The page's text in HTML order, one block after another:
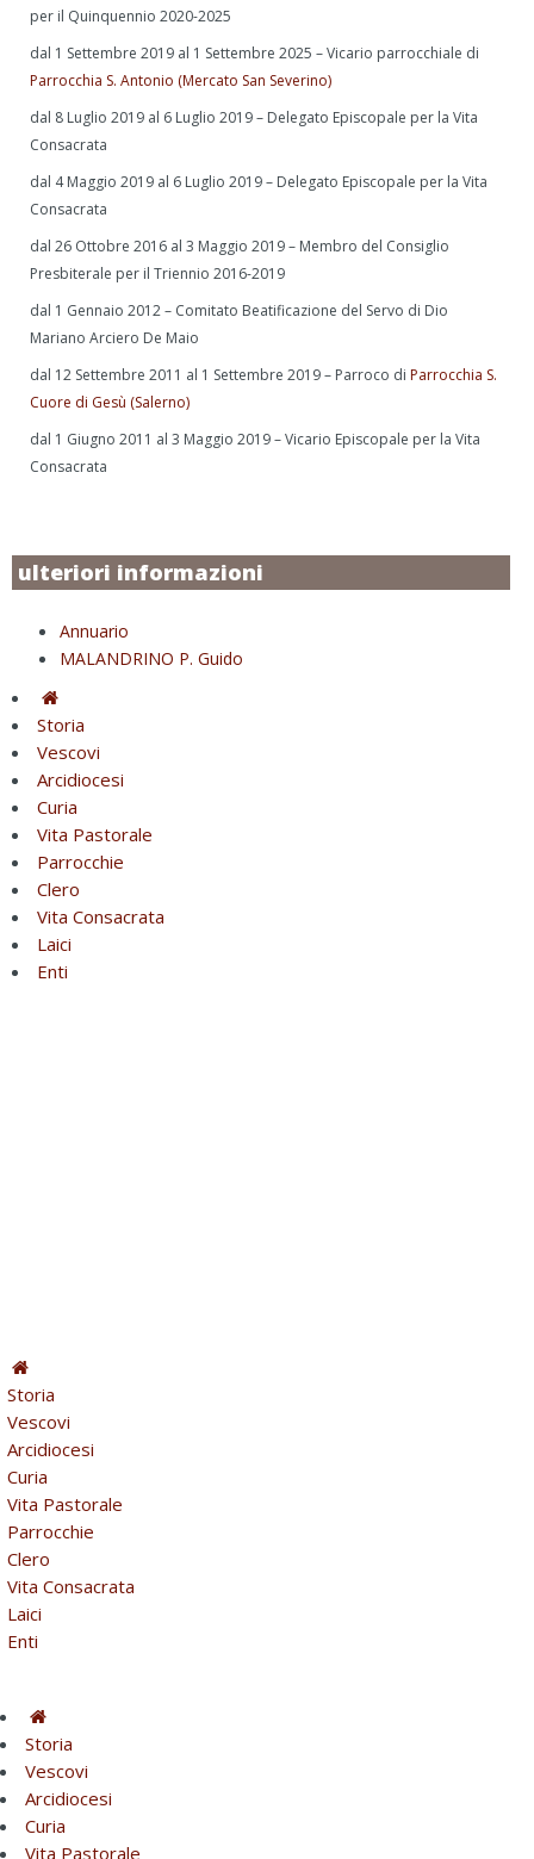
per il Quinquennio 2020-2025
dal 1 Settembre 2019 al 1 Settembre 2025 – Vicario parrocchiale di
Parrocchia S. Antonio (Mercato San Severino)
dal 8 Luglio 2019 al 6 Luglio 2019 – Delegato Episcopale per la Vita
Consacrata
dal 4 Maggio 2019 al 6 Luglio 2019 – Delegato Episcopale per la Vita
Consacrata
dal 26 Ottobre 2016 al 3 Maggio 2019 – Membro del Consiglio
Presbiterale per il Triennio 2016-2019
dal 1 Gennaio 2012 – Comitato Beatificazione del Servo di Dio
Mariano Arciero De Maio
dal 12 Settembre 2011 al 1 Settembre 2019 – Parroco di Parrocchia S.
Cuore di Gesù (Salerno)
dal 1 Giugno 2011 al 3 Maggio 2019 – Vicario Episcopale per la Vita
Consacrata
ulteriori informazioni
Annuario
MALANDRINO P. Guido
Storia
Vescovi
Arcidiocesi
Curia
Vita Pastorale
Parrocchie
Clero
Vita Consacrata
Laici
Enti
Storia
Vescovi
Arcidiocesi
Curia
Vita Pastorale
Parrocchie
Clero
Vita Consacrata
Laici
Enti
Storia
Vescovi
Arcidiocesi
Curia
Vita Pastorale